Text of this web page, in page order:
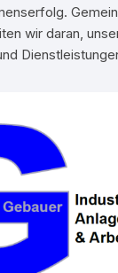
wir daran,